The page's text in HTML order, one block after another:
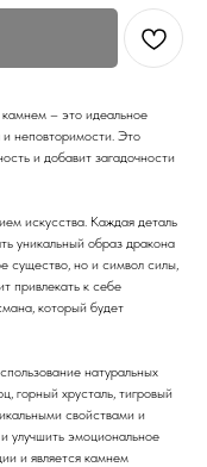
– это идеальное
и неповторимости. Это
и добавит загадочности
искусства. Каждая деталь
уникальный образ дракона
существо, но и символ силы,
привлекать к себе
который будет
натуральных
горный хрусталь, тигровый
свойствами и
улучшить эмоциональное
и является камнем